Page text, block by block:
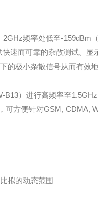
频率处低至-159dBm
速而可靠的杂散测试。
的极小杂散信号从而有效
）进行高频率至
方便针对GSM, CDMA,
拟的动态范围